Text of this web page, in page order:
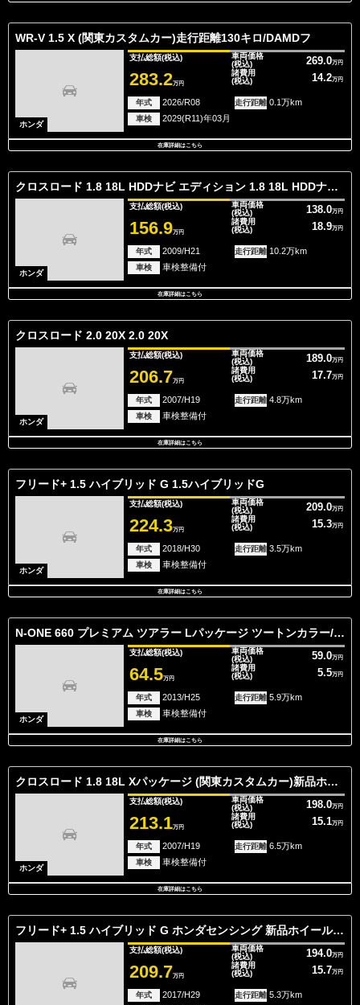
WR-V 1.5 X (関東カスタムカー)走行距離130キロ/DAMDフ
ホンダ
支払総額(税込)
283.2万円
車両価格
(税込)
269.0万円
諸費用
(税込)
14.2万円
年式 2026/R08 走行距離 0.1万km
車検 2029(R11)年03月
在庫詳細はこちら
クロスロード 1.8 18L HDDナビ エディション 1.8 18L HDDナビ エディション
ホンダ
支払総額(税込)
156.9万円
車両価格
(税込)
138.0万円
諸費用
(税込)
18.9万円
年式 2009/H21 走行距離 10.2万km
車検 車検整備付
在庫詳細はこちら
クロスロード 2.0 20X 2.0 20X
ホンダ
支払総額(税込)
206.7万円
車両価格
(税込)
189.0万円
諸費用
(税込)
17.7万円
年式 2007/H19 走行距離 4.8万km
車検 車検整備付
在庫詳細はこちら
フリード+ 1.5 ハイブリッド G 1.5ハイブリッドG
ホンダ
支払総額(税込)
224.3万円
車両価格
(税込)
209.0万円
諸費用
(税込)
15.3万円
年式 2018/H30 走行距離 3.5万km
車検 車検整備付
在庫詳細はこちら
N-ONE 660 プレミアム ツアラー Lパッケージ ツートンカラー/ターボ車/クルーズコントロ
ホンダ
支払総額(税込)
64.5万円
車両価格
(税込)
59.0万円
諸費用
(税込)
5.5万円
年式 2013/H25 走行距離 5.9万km
車検 車検整備付
在庫詳細はこちら
クロスロード 1.8 18L Xパッケージ (関東カスタムカー)新品ホイール/新品タイ
ホンダ
支払総額(税込)
213.1万円
車両価格
(税込)
198.0万円
諸費用
(税込)
15.1万円
年式 2007/H19 走行距離 6.5万km
車検 車検整備付
在庫詳細はこちら
フリード+ 1.5 ハイブリッド G ホンダセンシング 新品ホイール/新品タイヤ/新品キャリア/ヘ
支払総額(税込)
209.7万円
車両価格
(税込)
194.0万円
諸費用
(税込)
15.7万円
年式 2017/H29 走行距離 5.3万km